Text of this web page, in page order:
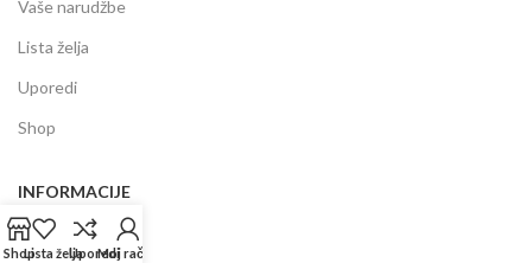
Vaše narudžbe
Lista želja
Uporedi
Shop
INFORMACIJE
Prodajni centar
ShopLista željaUporediMoj račun